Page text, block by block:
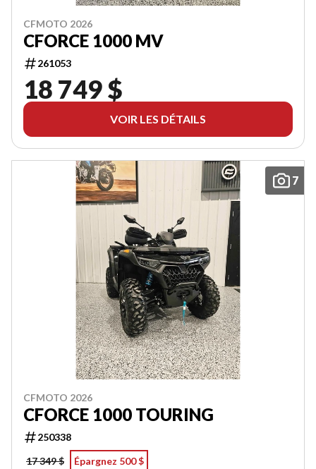
CFMOTO 2026
CFORCE 1000 MV
261053
18 749 $
VOIR LES DÉTAILS
7
CFMOTO 2026
CFORCE 1000 TOURING
250338
17 349 $
Épargnez 500 $